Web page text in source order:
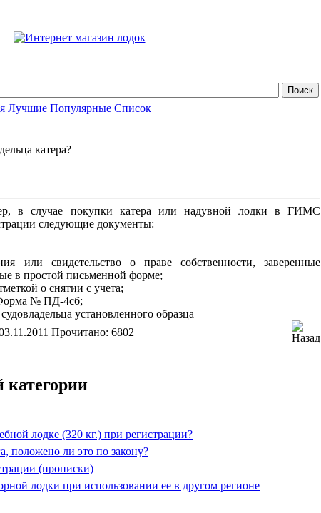
Лучшие Популярные Список
катера?
в случае покупки катера или надувной лодки в ГИМС
следующие документы:
или свидетельство о праве собственности, заверенные
в простой письменной форме;
о снятии с учета;
Форма № ПД-4сб;
установленного образца
Прочитано: 6802
категории
лодке (320 кг.) при регистрации?
положено ли это по закону?
(прописки)
лодки при использовании ее в другом регионе